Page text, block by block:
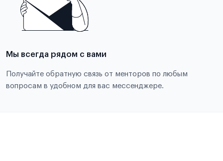
Мы всегда рядом с вами
Получайте обратную связь от менторов по любым
вопросам в удобном для вас мессенджере.